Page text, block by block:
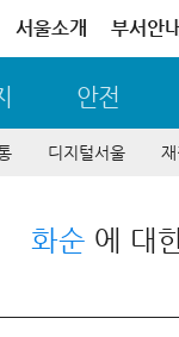
서울소개 부서안내
안전
디지털서울 재
화순 에 대